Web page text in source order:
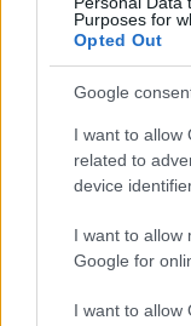
Purposes for
Opted Out
Google
I want to allow
related to
device
I want to allow
Google for
I want to allow
„AZ
„NEM TÖBB
EGY